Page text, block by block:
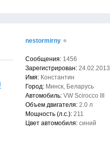
nestormirny
Сообщения: 1456
Зарегистрирован: 24.02.2013
Имя: Константин
Город: Минск, Беларусь
Автомобиль: VW Scirocco III
Объем двигателя: 2.0 л
Мощность (л.с.): 211
Цвет автомобиля: синий